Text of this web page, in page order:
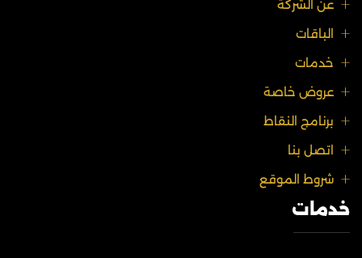
عن الشركة
الباقات
خدمات
عروض خاصة
برنامج النقاط
اتصل بنا
شروط الموقع
خدمات